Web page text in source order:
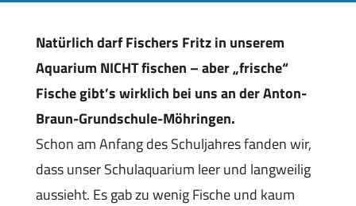
Natürlich darf Fischers Fritz in unserem
Aquarium NICHT fischen – aber „frische“
Fische gibt’s wirklich bei uns an der Anton-
Braun-Grundschule-Möhringen.
Schon am Anfang des Schuljahres fanden wir,
dass unser Schulaquarium leer und langweilig
aussieht. Es gab zu wenig Fische und kaum